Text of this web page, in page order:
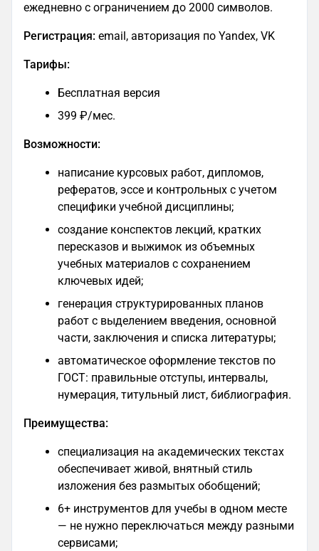
ежедневно с ограничением до 2000 символов.
Регистрация: email, авторизация по Yandex, VK
Тарифы:
Бесплатная версия
399 ₽/мес.
Возможности:
написание курсовых работ, дипломов,
рефератов, эссе и контрольных с учетом
специфики учебной дисциплины;
создание конспектов лекций, кратких
пересказов и выжимок из объемных
учебных материалов с сохранением
ключевых идей;
генерация структурированных планов
работ с выделением введения, основной
части, заключения и списка литературы;
автоматическое оформление текстов по
ГОСТ: правильные отступы, интервалы,
нумерация, титульный лист, библиография.
Преимущества:
специализация на академических текстах
обеспечивает живой, внятный стиль
изложения без размытых обобщений;
6+ инструментов для учебы в одном месте
— не нужно переключаться между разными
сервисами​;